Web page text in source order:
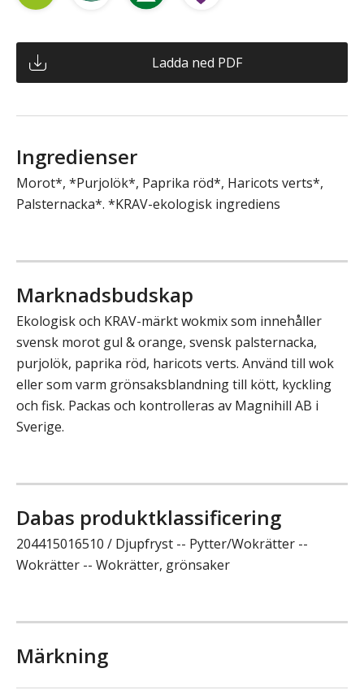
Ladda ned PDF
Ingredienser
Morot*, *Purjolök*, Paprika röd*, Haricots verts*,
Palsternacka*. *KRAV-ekologisk ingrediens
Marknadsbudskap
Ekologisk och KRAV-märkt wokmix som innehåller
svensk morot gul & orange, svensk palsternacka,
purjolök, paprika röd, haricots verts. Använd till wok
eller som varm grönsaksblandning till kött, kyckling
och fisk. Packas och kontrolleras av Magnihill AB i
Sverige.
Dabas produktklassificering
204415016510 / Djupfryst -- Pytter/Wokrätter --
Wokrätter -- Wokrätter, grönsaker
Märkning